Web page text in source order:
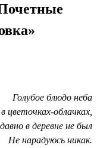
Голубое блюдо неба
цветочках-облачках,
в деревне не был
Не нарадуюсь никак.